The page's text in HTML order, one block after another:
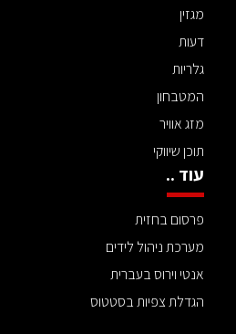
מגזין
דעות
גלריות
המטבחון
מזג אוויר
תוכן שיווקי
עוד ..
פרסום בחזית
מערכת ניהול לידים
אנטי וירוס בעברית
הגדלת צפיות בסטטוס